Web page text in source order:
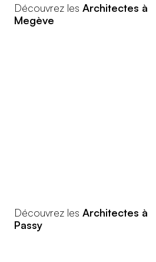
Découvrez les Architectes à
Megève
Découvrez les Architectes à
Passy